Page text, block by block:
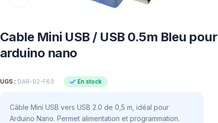
Cable Mini USB / USB 0.5m Bleu pour
arduino nano
UGS : DAR-02-F63 En stock
Câble Mini USB vers USB 2.0 de 0,5 m, idéal pour
Arduino Nano. Permet alimentation et programmation.